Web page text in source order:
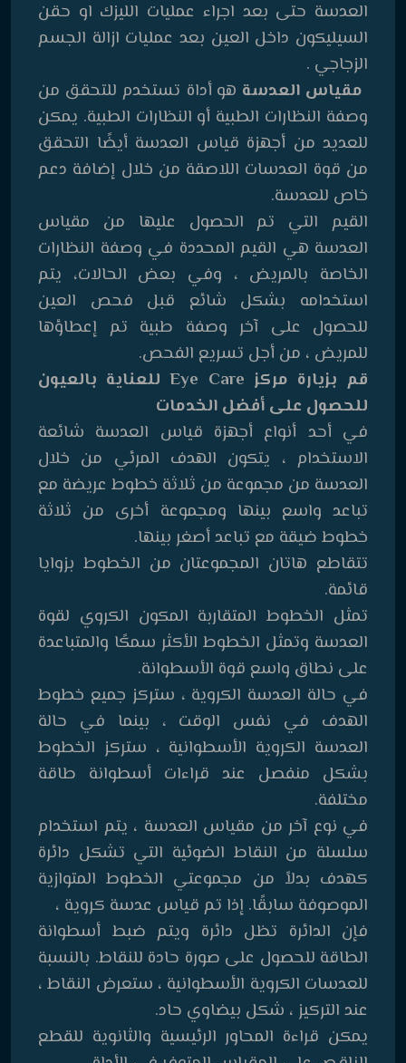
العدسة حتى بعد اجراء عمليات الليزك او حقن
السيليكون داخل العين بعد عمليات ازالة الجسم
الزجاجي .
مقياس العدسة هو أداة تستخدم للتحقق من
وصفة النظارات الطبية أو النظارات الطبية. يمكن
للعديد من أجهزة قياس العدسة أيضًا التحقق
من قوة العدسات اللاصقة من خلال إضافة دعم
خاص للعدسة.
القيم التي تم الحصول عليها من مقياس
العدسة هي القيم المحددة في وصفة النظارات
الخاصة بالمريض ، وفي بعض الحالات، يتم
استخدامه بشكل شائع قبل فحص العين
للحصول على آخر وصفة طبية تم إعطاؤها
للمريض ، من أجل تسريع الفحص.
قم بزيارة مركز Eye Care للعناية بالعيون
للحصول على أفضل الخدمات
في أحد أنواع أجهزة قياس العدسة شائعة
الاستخدام ، يتكون الهدف المرئي من خلال
العدسة من مجموعة من ثلاثة خطوط عريضة مع
تباعد واسع بينها ومجموعة أخرى من ثلاثة
خطوط ضيقة مع تباعد أصغر بينها.
تتقاطع هاتان المجموعتان من الخطوط بزوايا
قائمة.
تمثل الخطوط المتقاربة المكون الكروي لقوة
العدسة وتمثل الخطوط الأكثر سمكًا والمتباعدة
على نطاق واسع قوة الأسطوانة.
في حالة العدسة الكروية ، ستركز جميع خطوط
الهدف في نفس الوقت ، بينما في حالة
العدسة الكروية الأسطوانية ، ستركز الخطوط
بشكل منفصل عند قراءات أسطوانة طاقة
مختلفة.
في نوع آخر من مقياس العدسة ، يتم استخدام
سلسلة من النقاط الضوئية التي تشكل دائرة
كهدف بدلاً من مجموعتي الخطوط المتوازية
الموصوفة سابقًا. إذا تم قياس عدسة كروية ،
فإن الدائرة تظل دائرة ويتم ضبط أسطوانة
الطاقة للحصول على صورة حادة للنقاط. بالنسبة
للعدسات الكروية الأسطوانية ، ستعرض النقاط ،
عند التركيز ، شكل بيضاوي حاد.
يمكن قراءة المحاور الرئيسية والثانوية للقطع